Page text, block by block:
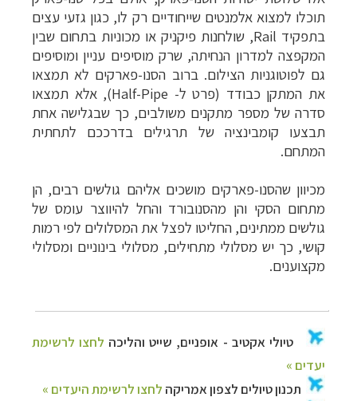
תוכלו למצוא אלמנטים שייחודיים רק לו, כגון גזעי עצים
בתפקיד Rail, שולחנות פיקניק או מכוניות בתחום שבין
המקפצה למדרון הנחיתה, שרק מוסיפים עניין ומוסיפים
גם לפוטוגניות הצילום. ברוב הסנו-פארקים לא תמצאו
את המתקן כבודד (פרט ל- Half-Pipe), אלא תמצאו
סדרה של מספר מתקנים משולבים, כך שבגלישה אחת
תבצעו קומבינציה של תרגילים בדרככם לתחתית
המתחם.
מכיוון שהסנו-פארקים מושכים אליהם גולשים רבים, הן
מתחום הסקי והן מהסנובורד והחל להיווצר עומס של
גולשים ממתינים, החליטו לפצל את המסלולים לפי רמות
קושי, כך יש מסלולי מתחילים, מסלולי בינוניים ומסלולי
מקצוענים.